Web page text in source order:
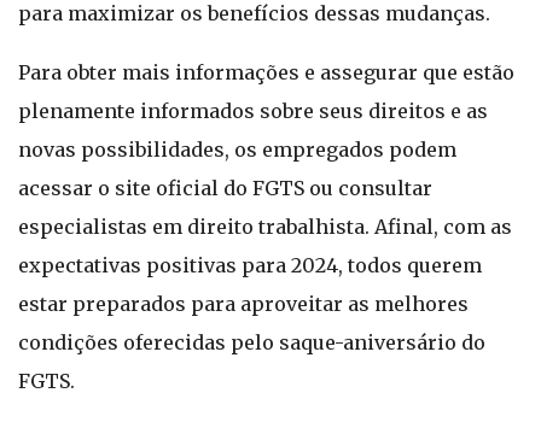
para maximizar os benefícios dessas mudanças.
Para obter mais informações e assegurar que estão
plenamente informados sobre seus direitos e as
novas possibilidades, os empregados podem
acessar o site oficial do FGTS ou consultar
especialistas em direito trabalhista. Afinal, com as
expectativas positivas para 2024, todos querem
estar preparados para aproveitar as melhores
condições oferecidas pelo saque-aniversário do
FGTS.